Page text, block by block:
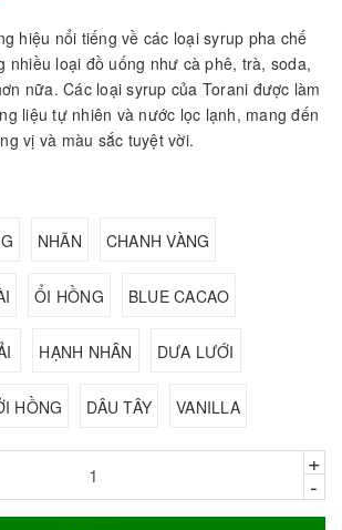
hiệu nổi tiếng về các loại syrup pha chế
nhiều loại đồ uống như cà phê, trà, soda,
nữa. Các loại syrup của Torani được làm
liệu tự nhiên và nước lọc lạnh, mang đến
vị và màu sắc tuyệt vời.
NHÃN CHANH VÀNG
ỔI HỒNG BLUE CACAO
HẠNH NHÂN DƯA LƯỚI
HỒNG DÂU TÂY VANILLA
+
-